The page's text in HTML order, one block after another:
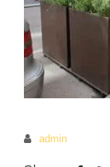
admin